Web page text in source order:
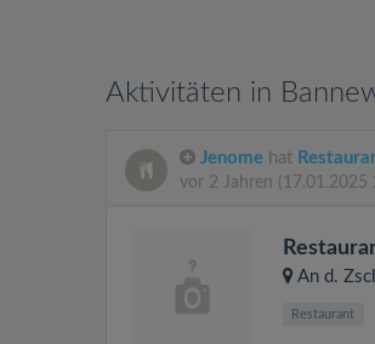
Aktivitäten in
Jenome hat
vor 2 Jahren (17.01.2025
An d.
Restaurant